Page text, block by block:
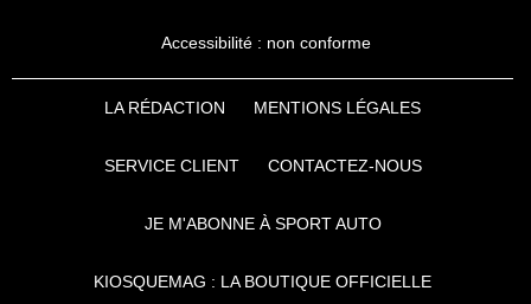
Accessibilité : non conforme
LA RÉDACTION MENTIONS LÉGALES
SERVICE CLIENT CONTACTEZ-NOUS
JE M'ABONNE À SPORT AUTO
KIOSQUEMAG : LA BOUTIQUE OFFICIELLE